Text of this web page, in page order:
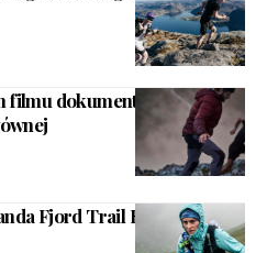
filmu dokumentalnego z
Fjord Trail Race 2022 /